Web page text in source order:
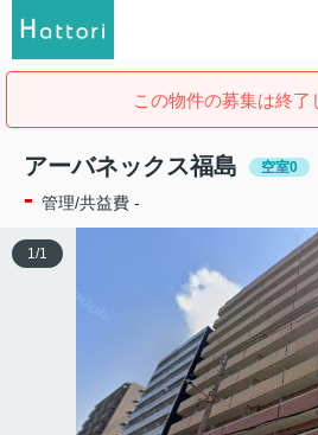
この物件の募集は終了
アーバネックス福島 空室0
- 管理/共益費 -
1/1